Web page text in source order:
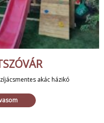
akác házikó